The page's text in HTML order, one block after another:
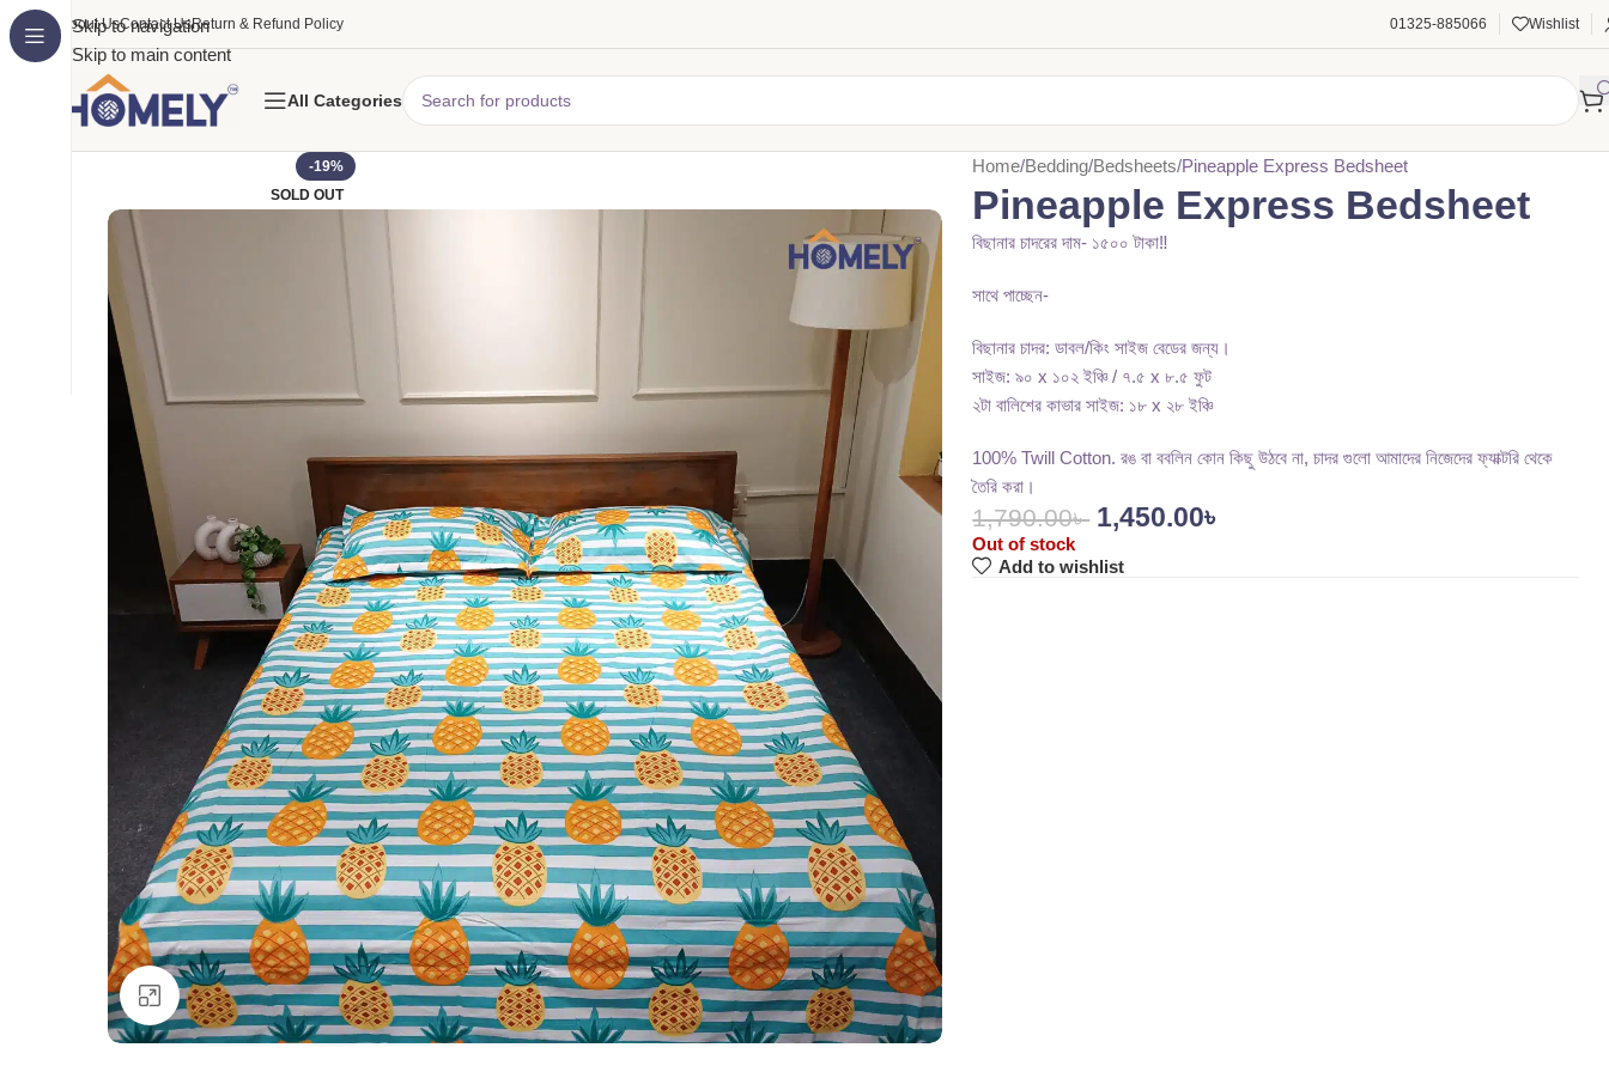
Skip to navigation
Skip to main content
About UsContact UsReturn & Refund Policy 01325-885066 Wishlist
All Categories
-19%
SOLD OUT
Click to enlarge
Home Bedding Bedsheets Pineapple Express Bedsheet
Pineapple Express Bedsheet
বিছানার চাদরের দাম- ১৫০০ টাকা‼️
সাথে পাচ্ছেন-
বিছানার চাদর: ডাবল/কিং সাইজ বেডের জন্য।
সাইজ: ৯০ x ১০২ ইঞ্চি / ৭.৫ x ৮.৫ ফুট
২টা বালিশের কাভার সাইজ: ১৮ x ২৮ ইঞ্চি
100% Twill Cotton. রঙ বা ববলিন কোন কিছু উঠবে না, চাদর গুলো আমাদের নিজেদের ফ্যাক্টরি থেকে
তৈরি করা।
1,790.00৳ 1,450.00৳
Out of stock
Add to wishlist